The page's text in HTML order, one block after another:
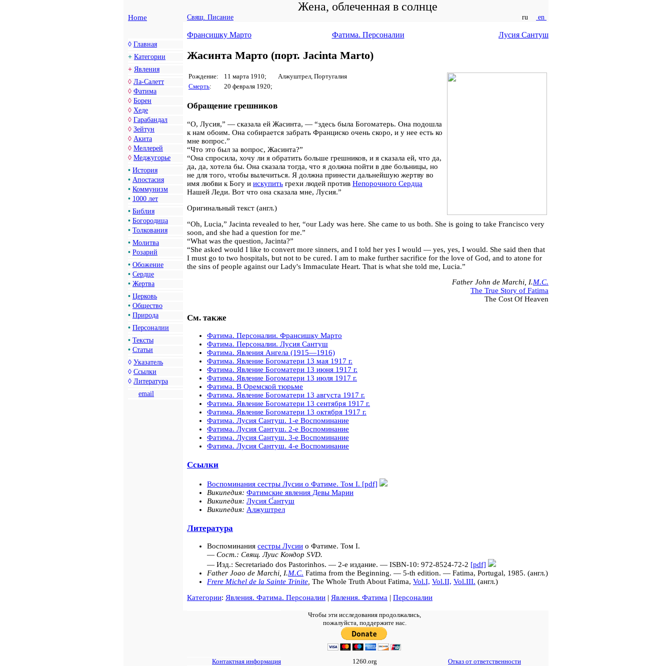
Жена, облеченная в солнце
Home Свящ. Писание ru en
◊ Главная
+ Категории
+ Явления
◊ Ла-Салетт
◊ Фатима
◊ Борен
◊ Хеде
◊ Гарабандал
◊ Зейтун
◊ Акита
◊ Меллерей
◊ Меджугорье
• История
• Апостасия
• Коммунизм
• 1000 лет
• Библия
• Богородица
• Толкования
• Молитва
• Розарий
• Обожение
• Сердце
• Жертва
• Церковь
• Общество
• Природа
• Персоналии
• Тексты
• Статьи
◊ Указатель
◊ Ссылки
◊ Литература
email
Франсишку Марто Фатима. Персоналии Лусия Сантуш
Жасинта Марто (порт. Jacinta Marto)
Рождение: 11 марта 1910;
Алжуштрел, Португалия
Смерть: 20 февраля 1920;
Обращение грешников
“О, Лусия,” — сказала ей Жасинта, — “здесь была Богоматерь. Она подошла
к нам обоим. Она собирается забрать Франциско очень скоро, и у нее есть ко
мне вопрос.”
“Что это был за вопрос, Жасинта?”
“Она спросила, хочу ли я обратить больше грешников, и я сказала ей, что да,
да, да, хотела бы. Она сказала тогда, что я должна пойти в две больницы, но
не для того, чтобы вылечиться. Я должна принести дальнейшую жертву во
имя любви к Богу и искупить грехи людей против Непорочного Сердца
Нашей Леди. Вот что она сказала мне, Лусия.”
Оригинальный текст (англ.)
“Oh, Lucia,” Jacinta revealed to her, “our Lady was here. She came to us both. She is going to take Francisco very
soon, and she had a question for me.”
“What was the question, Jacinta?”
“She asked would I like to convert more sinners, and I told her yes I would — yes, yes, I would. She said then that
I must go to two hospitals, but not to be cured. I am to make further sacrifice for the love of God, and to atone for
the sins of people against our Lady's Immaculate Heart. That is what she told me, Lucia.”
Father John de Marchi, I.M.C.
The True Story of Fatima
The Cost Of Heaven
См. также
Фатима. Персоналии. Франсишку Марто
Фатима. Персоналии. Лусия Сантуш
Фатима. Явления Ангела (1915—1916)
Фатима. Явление Богоматери 13 мая 1917 г.
Фатима. Явление Богоматери 13 июня 1917 г.
Фатима. Явление Богоматери 13 июля 1917 г.
Фатима. В Оремской тюрьме
Фатима. Явление Богоматери 13 августа 1917 г.
Фатима. Явление Богоматери 13 сентября 1917 г.
Фатима. Явление Богоматери 13 октября 1917 г.
Фатима. Лусия Сантуш. 1-е Воспоминание
Фатима. Лусия Сантуш. 2-е Воспоминание
Фатима. Лусия Сантуш. 3-е Воспоминание
Фатима. Лусия Сантуш. 4-е Воспоминание
Ссылки
Воспоминания сестры Лусии о Фатиме. Том I. [pdf]
Википедия: Фатимские явления Девы Марии
Википедия: Лусия С́антуш
Википедия: Алжуштрел
Литература
Воспоминания сестры Лусии о Фатиме. Том I.
— Сост.: Свящ. Луис Кондор SVD.
— Изд.: Secretariado dos Pastorinhos. — 2-е издание. — ISBN-10: 972-8524-72-2 [pdf]
Father Joao de Marchi, I.M.C. Fatima from the Beginning. — 5-th edition. — Fatima, Portugal, 1985. (англ.)
Frere Michel de la Sainte Trinite The Whole Truth About Fatima, Vol.I, Vol.II, Vol.III. (англ.)
Категории: Явления. Фатима. Персоналии | Явления. Фатима | Персоналии
Чтобы эти исследования продолжались,
пожалуйста, поддержите нас.
Контактная информация 1260.org Отказ от ответственности